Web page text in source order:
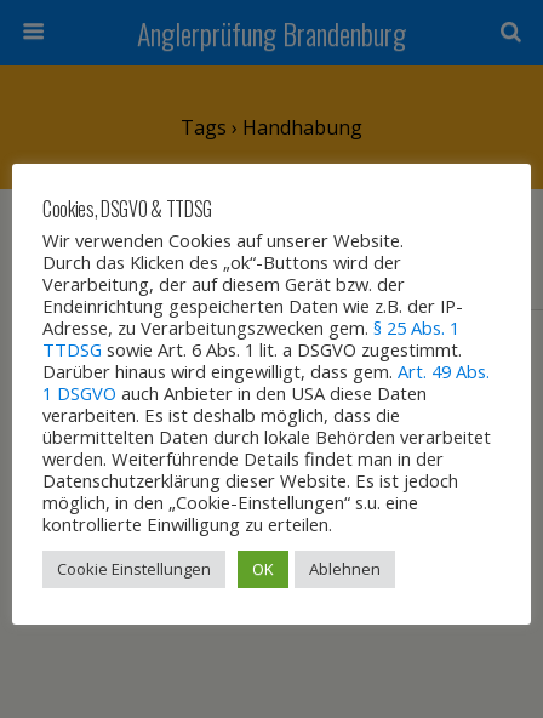
Anglerprüfung Brandenburg
Tags › Handhabung
27. NOVEMBER 2015
Fischereiordnung Brandenburg
Zum Seitenanfang
Mobil Desktop
Cookies, DSGVO & TTDSG
Wir verwenden Cookies auf unserer Website.
Durch das Klicken des „ok“-Buttons wird der
Verarbeitung, der auf diesem Gerät bzw. der
Endeinrichtung gespeicherten Daten wie z.B. der IP-
Adresse, zu Verarbeitungszwecken gem. § 25 Abs. 1
TTDSG sowie Art. 6 Abs. 1 lit. a DSGVO zugestimmt.
Darüber hinaus wird eingewilligt, dass gem. Art. 49 Abs.
1 DSGVO auch Anbieter in den USA diese Daten
verarbeiten. Es ist deshalb möglich, dass die
übermittelten Daten durch lokale Behörden verarbeitet
werden. Weiterführende Details findet man in der
Datenschutzerklärung dieser Website. Es ist jedoch
möglich, in den „Cookie-Einstellungen“ s.u. eine
kontrollierte Einwilligung zu erteilen.
Cookie Einstellungen OK Ablehnen